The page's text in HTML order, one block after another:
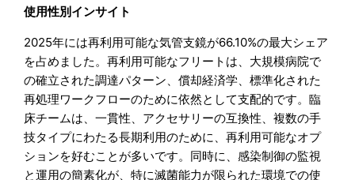
使用性別インサイト
2025年には再利用可能な気管支鏡が66.10%の最大シェア
を占めました。再利用可能なフリートは、大規模病院で
の確立された調達パターン、償却経済学、標準化された
再処理ワークフローのために依然として支配的です。臨
床チームは、一貫性、アクセサリーの互換性、複数の手
技タイプにわたる長期利用のために、再利用可能なオプ
ションを好むことが多いです。同時に、感染制御の監視
と運用の簡素化が、特に滅菌能力が限られた環境での使